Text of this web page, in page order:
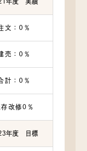
年度 実績
文：0％
売：0％
計：0％
存改修0％
年度 目標